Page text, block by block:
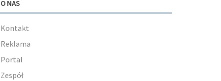
O NAS
Kontakt
Reklama
Portal
Zespół